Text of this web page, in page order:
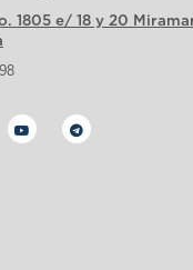
1805 e/ 18 y 20